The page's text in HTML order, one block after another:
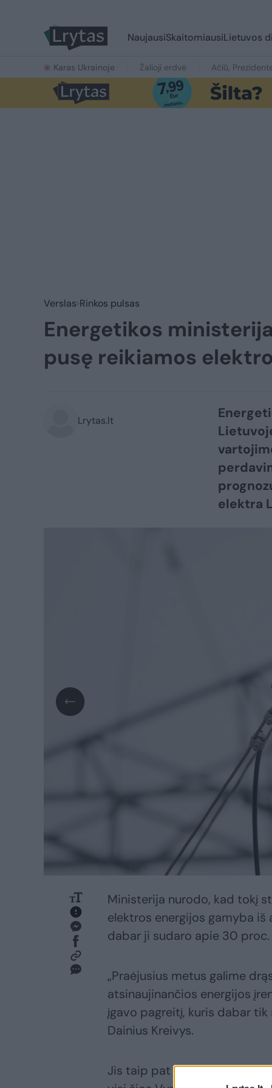
NaujausiSkaitomiausiLietuvos
Karas Ukrainoje Žalioji erdvė Ačiū,
Verslas Rinkos pulsas
Energetikos
pusę reikiamos
Lrytas.lt
elektra
Ministerija nurodo, kad tokį
elektros energijos gamyba iš
dabar ji sudaro apie 30
„Praėjusius metus galime
atsinaujinančios energijos
įgavo pagreitį, kuris dabar
Dainius Kreivys.
Jis taip pat pabrėžia, išaugę